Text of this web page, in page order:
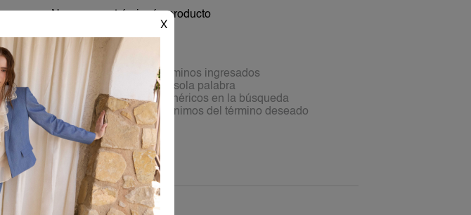
No se encontró ningún producto
¿Qué debo hacer?
Comprueba los términos ingresados
Intenta utilizar una sola palabra
Utiliza términos genéricos en la búsqueda
Intenta buscar sinónimos del término deseado
X